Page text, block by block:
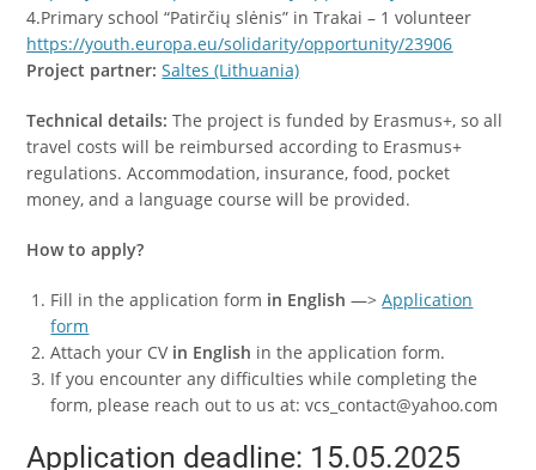
4.Primary school “Patirčių slėnis” in Trakai – 1 volunteer
https://youth.europa.eu/solidarity/opportunity/23906
Project partner:Saltes (Lithuania)
Technical details: The project is funded by Erasmus+, so all
travel costs will be reimbursed according to Erasmus+
regulations. Accommodation, insurance, food, pocket
money, and a language course will be provided.
How to apply?
Fill in the application form in English—>Application
form
Attach your CV in English in the application form.
If you encounter any difficulties while completing the
form, please reach out to us at: vcs_contact@yahoo.com
Application deadline: 15.05.2025